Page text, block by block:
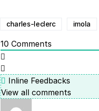
charles-leclerc imola
10 Comments
Inline Feedbacks
View all comments